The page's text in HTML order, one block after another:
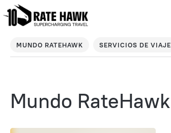
MUNDO RATEHAWK SERVICIOS DE VIAJE
Mundo RateHawk